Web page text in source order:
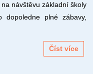
návštěvu základní školy
plné zábavy,
Číst více